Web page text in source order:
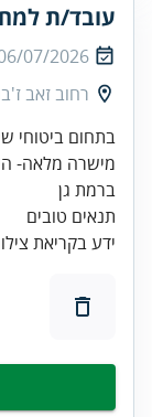
עובד/ת
07/2026
רחוב זאב ז'בוטינסקי
ידע בקריאת